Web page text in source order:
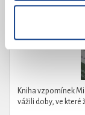
Kniha vzpomínek
vážili doby, ve které